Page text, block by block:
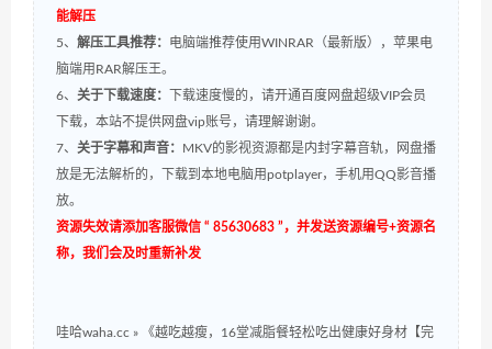
能解压
5、 解压工具推荐： 电脑端推荐使用WINRAR（最新版），苹果电
脑端用RAR解压王。
6、 关于下载速度：
下载速度慢的，请开通百度网盘超级VIP会员
下载，本站不提供网盘vip账号，请理解谢谢。
7、 关于字幕和声音： MKV的影视资源都是内封字幕音轨，网盘播
放是无法解析的，下载到本地电脑用potplayer，手机用QQ影音播
放。
资源失效请添加客服微信 “ 85630683 ”，并发送资源编号+资源名
称，我们会及时重新补发
哇哈waha.cc »
《越吃越瘦，16堂减脂餐轻松吃出健康好身材【完